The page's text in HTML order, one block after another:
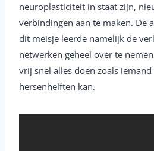
neuroplasticiteit in staat zijn,
verbindingen aan te maken. De
dit meisje leerde namelijk de
netwerken geheel over te
vrij snel alles doen zoals
hersenhelften kan.